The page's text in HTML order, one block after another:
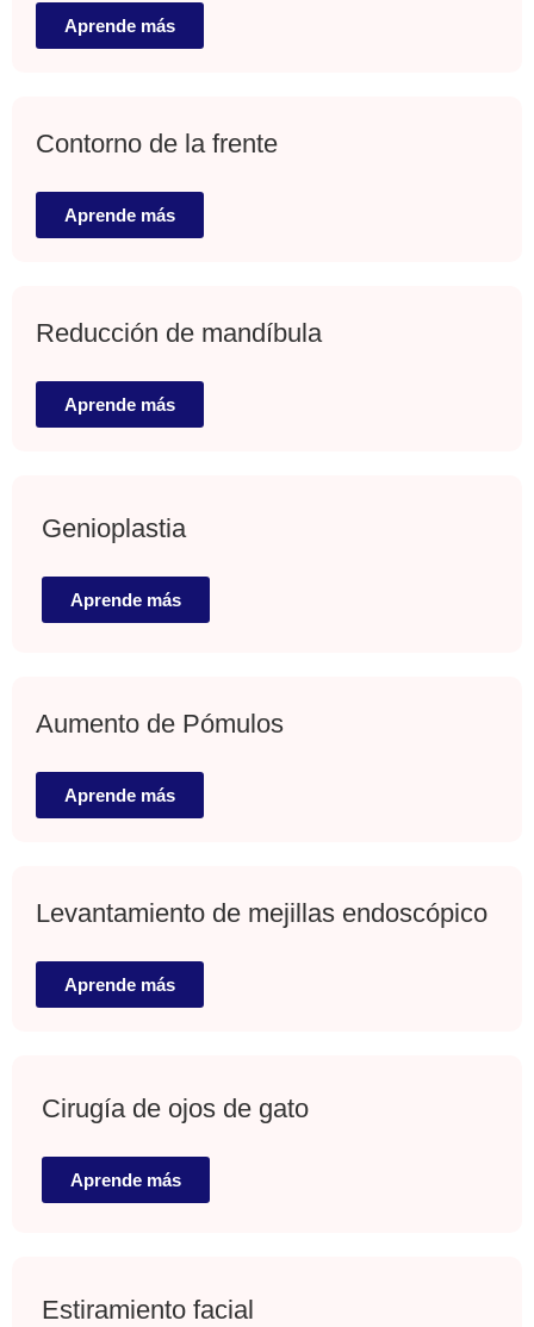
Aprende más
Contorno de la frente
Aprende más
Reducción de mandíbula
Aprende más
Genioplastia
Aprende más
Aumento de Pómulos
Aprende más
Levantamiento de mejillas endoscópico
Aprende más
Cirugía de ojos de gato
Aprende más
Estiramiento facial